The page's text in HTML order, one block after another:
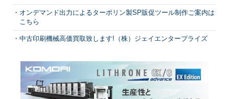
オンデマンド出力によるターポリン製SP販促ツール制作ご案内は
こちら
中古印刷機械高価買取致します!（株）ジェイエンタープライズ